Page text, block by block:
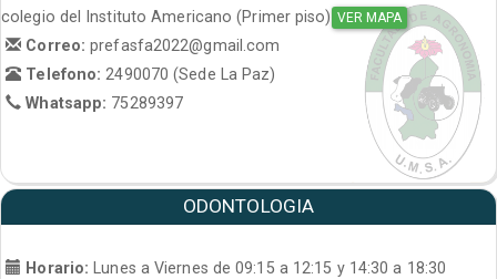
colegio del Instituto Americano (Primer piso) VER MAPA
Correo:prefasfa2022@gmail.com
Telefono: 2490070 (Sede La Paz)
Whatsapp: 75289397
ODONTOLOGIA
Horario: Lunes a Viernes de 09:15 a 12:15 y 14:30 a 18:30